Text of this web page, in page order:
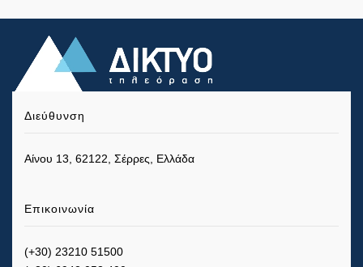
Διεύθυνση
Αίνου 13, 62122, Σέρρες, Ελλάδα
Επικοινωνία
(+30) 23210 51500